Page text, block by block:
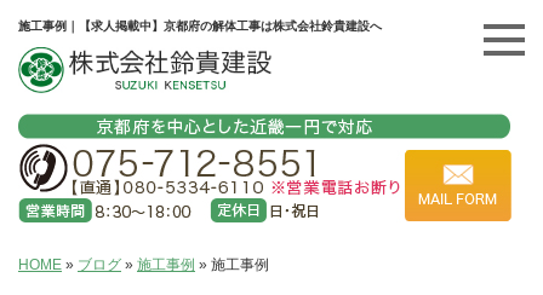
施工事例｜【求人掲載中】京都府の解体工事は株式会社鈴貴建設へ
HOME » ブログ » 施工事例 » 施工事例